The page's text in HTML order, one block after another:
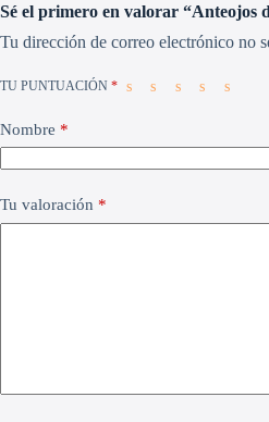
Sé el primero en valorar “Anteojos
Tu dirección de correo electrónico no
TU PUNTUACIÓN *
Nombre *
Tu valoración *